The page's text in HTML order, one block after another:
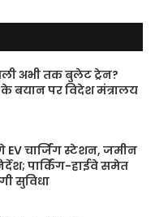
अभी तक बुलेट ट्रेन?
के बयान पर विदेश मंत्रालय
चार्जिंग स्टेशन, जमीन
पार्किंग-हाईवे समेत
सुविधा